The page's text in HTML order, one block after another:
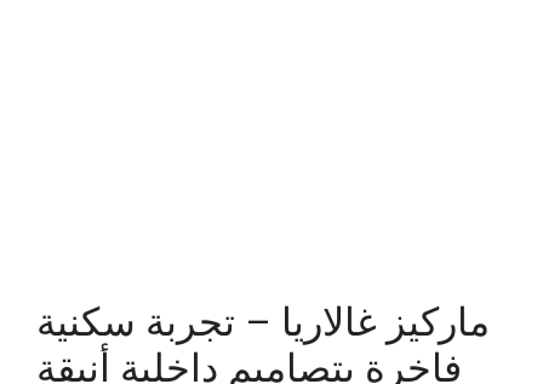
ماركيز غالاريا – تجربة سكنية
فاخرة بتصاميم داخلية أنيقة